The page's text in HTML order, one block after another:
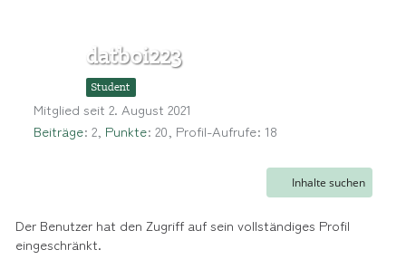
datboi223
Student
Mitglied seit 2. August 2021
Beiträge 2 Punkte 20 Profil-Aufrufe 18
Inhalte suchen
Der Benutzer hat den Zugriff auf sein vollständiges Profil
eingeschränkt.